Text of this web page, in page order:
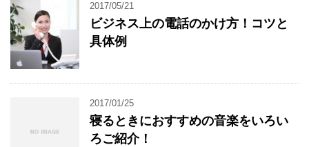
2017/05/21
ビジネス上の電話のかけ方！コツと
具体例
2017/01/25
寝るときにおすすめの音楽をいろい
ろご紹介！